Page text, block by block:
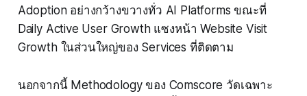
Adoption อย่างกว้างขวางทั่ว AI Platforms ขณะที่
Daily Active User Growth แซงหน้า Website Visit
Growth ในส่วนใหญ่ของ Services ที่ติดตาม
นอกจากนี้ Methodology ของ Comscore วัดเฉพาะ